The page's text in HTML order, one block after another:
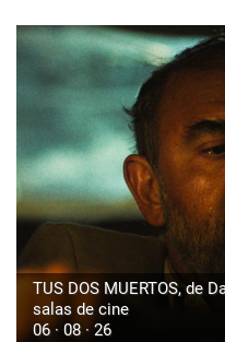
TUS DOS MUERTOS, de
salas de cine
06 · 08 · 26